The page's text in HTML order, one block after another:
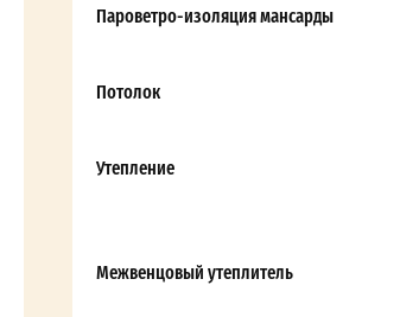
Пароветро-изоляция мансарды
Потолок
Утепление
Межвенцовый утеплитель